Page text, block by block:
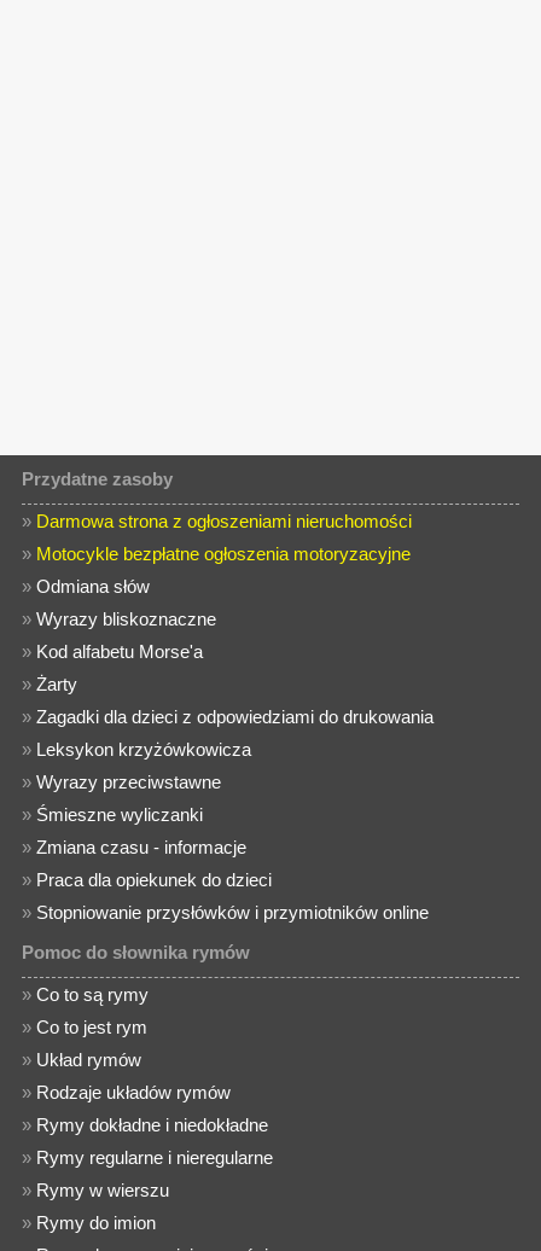
Przydatne zasoby
» Darmowa strona z ogłoszeniami nieruchomości
» Motocykle bezpłatne ogłoszenia motoryzacyjne
»Odmiana słów
»Wyrazy bliskoznaczne
» Kod alfabetu Morse'a
»Żarty
»Zagadki dla dzieci z odpowiedziami do drukowania
» Leksykon krzyżówkowicza
»Wyrazy przeciwstawne
» Śmieszne wyliczanki
»Zmiana czasu - informacje
» Praca dla opiekunek do dzieci
» Stopniowanie przysłówków i przymiotników online
Pomoc do słownika rymów
»Co to są rymy
»Co to jest rym
» Układ rymów
» Rodzaje układów rymów
» Rymy dokładne i niedokładne
» Rymy regularne i nieregularne
» Rymy w wierszu
» Rymy do imion